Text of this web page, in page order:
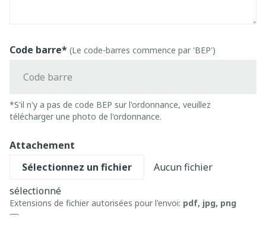
Code barre* (Le code-barres commence par 'BEP')
*S'il n'y a pas de code BEP sur l'ordonnance, veuillez
télécharger une photo de l'ordonnance.
Attachement
Aucun fichier
sélectionné
Extensions de fichier autorisées pour l'envoi: pdf, jpg, png